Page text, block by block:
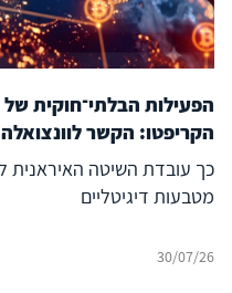
הפעילות הבלתי־חוקית
הקריפטו: הקשר לוונצואלה
כך עובדת השיטה האיראנית
מטבעות דיגיטליים
30/07/26